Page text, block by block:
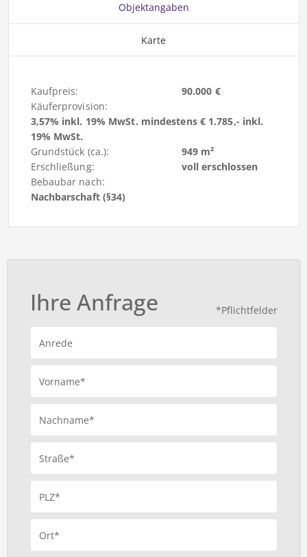
Objektangaben
Karte
Kaufpreis:
90.000 €
Käuferprovision:
3,57% inkl. 19% MwSt. mindestens € 1.785,- inkl.
19% MwSt.
Grundstück (ca.):
949 m²
Erschließung:
voll erschlossen
Bebaubar nach:
Nachbarschaft (§34)
*Pflichtfelder
Ihre Anfrage
Anrede
Vorname*
Nachname*
Straße*
PLZ*
Ort*